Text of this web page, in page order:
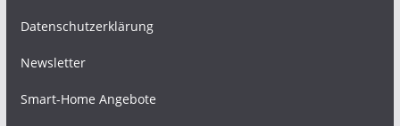
Datenschutzerklärung
Newsletter
Smart-Home Angebote